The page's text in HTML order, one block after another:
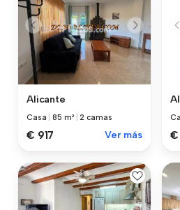
Alicante
Casa |85 m² |2 camas
€ 917 Ver más €